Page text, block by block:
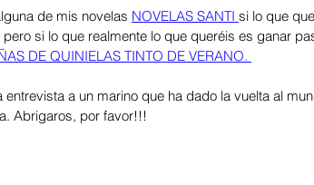
de mis novelas NOVELAS SANTI si lo que
pero si lo que realmente lo que queréis es ganar
DE QUINIELAS TINTO DE VERANO.
entrevista a un marino que ha dado la vuelta al
Abrigaros, por favor!!!